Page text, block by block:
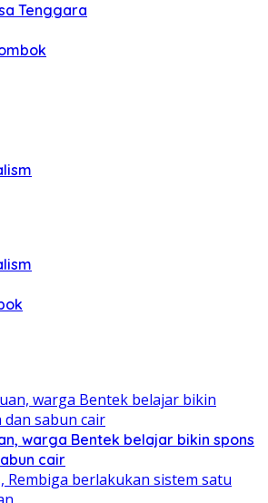
Tenggara
warga Bentek belajar bikin spons
cair